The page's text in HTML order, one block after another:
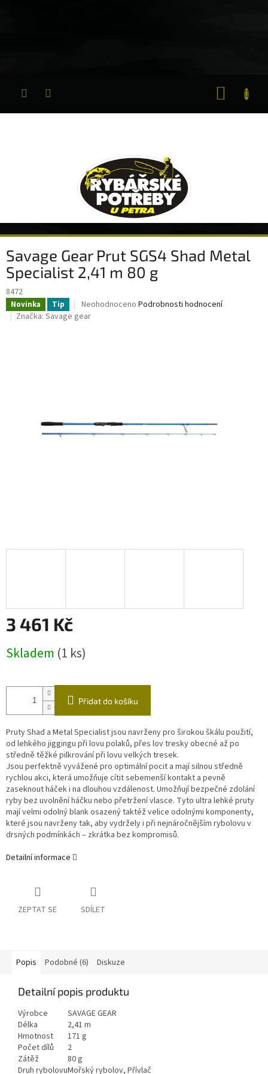
Savage Gear Prut SGS4 Shad Metal
Specialist 2,41 m 80 g
8472
Novinka Tip
Průměrné
hodnocení
Neohodnoceno Podrobnosti hodnocení
Značka: Savage gear
3 461 Kč
cena:
Skladem (1 ks)
Přidat do košíku
Pruty Shad a Metal Specialist jsou navrženy pro širokou škálu použití,
od lehkého jiggingu při lovu polaků, přes lov tresky obecné až po
středně těžké pilkrování při lovu velkých tresek.
Jsou perfektně vyvážené pro optimální pocit a mají silnou středně
rychlou akci, která umožňuje cítit sebemenší kontakt a pevně
zaseknout háček i na dlouhou vzdálenost. Umožňují bezpečné zdolání
ryby bez uvolnění háčku nebo přetržení vlasce. Tyto ultra lehké pruty
mají velmi odolný blank osazený taktéž velice odolnými komponenty,
které jsou navrženy tak, aby vydržely i při nejnáročnějším rybolovu v
drsných podmínkách – zkrátka bez kompromisů.
Detailní informace
ZEPTAT SE SDÍLET
Popis Podobné (6) Diskuze
Detailní popis produktu
Výrobce
SAVAGE GEAR
Délka
2,41 m
Hmotnost
171 g
Počet dílů
2
Zátěž
80 g
Druh rybolovuMořský rybolov, Přívlač